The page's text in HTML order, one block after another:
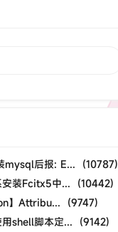
mysql后报: E... (10787)
装Fcitx5中... (10442)
】Attribu... (9747)
shell脚本定... (9142)